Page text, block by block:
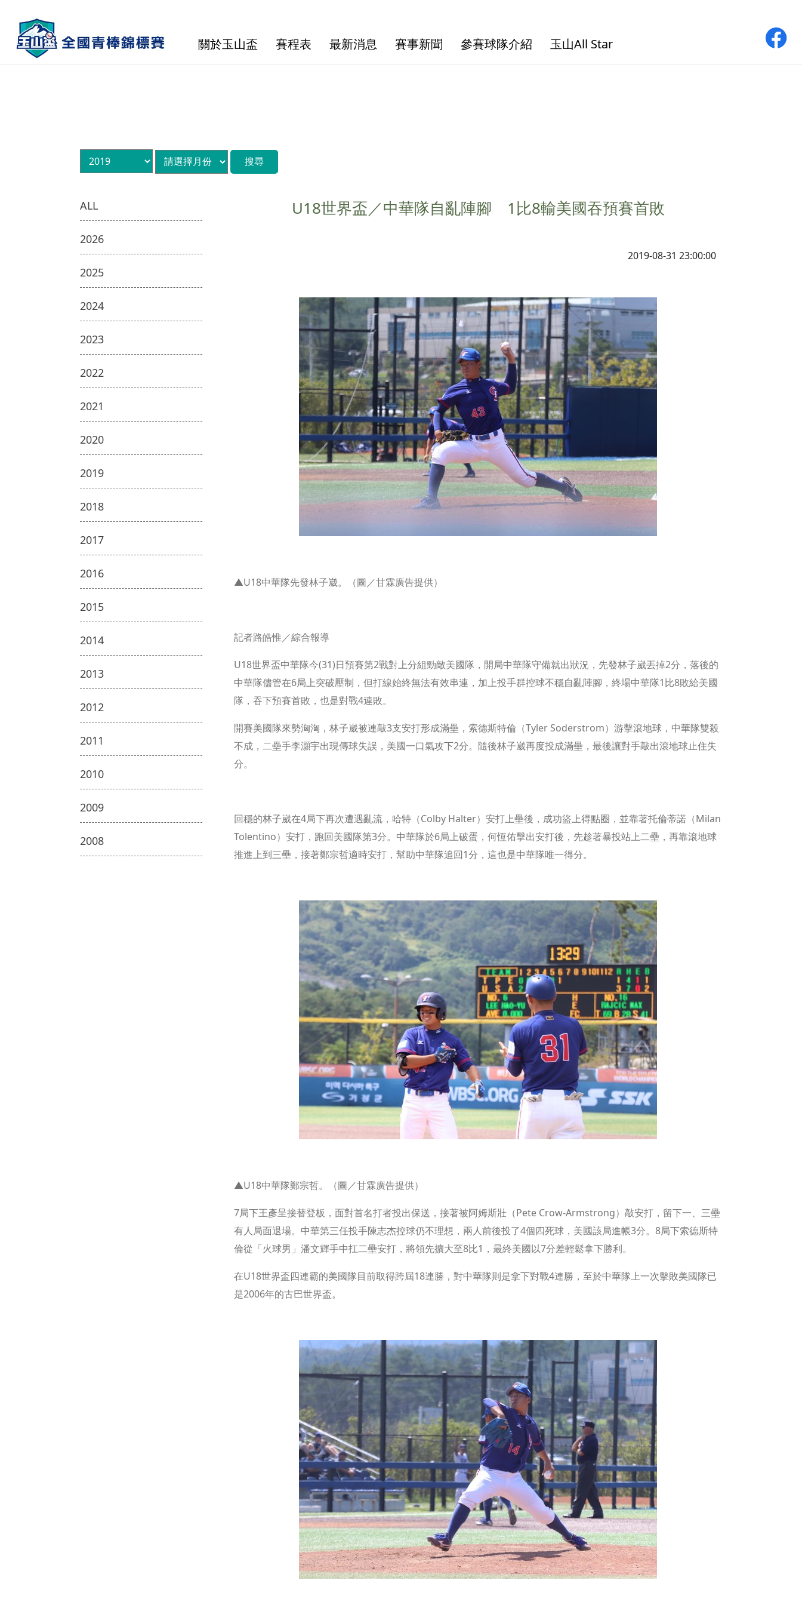
關於玉山盃 賽程表 最新消息 賽事新聞 參賽球隊介紹 玉山All Star
ALL
2026
2025
2024
2023
2022
2021
2020
2019
2018
2017
2016
2015
2014
2013
2012
2011
2010
2009
2008
U18世界盃／中華隊自亂陣腳 1比8輸美國吞預賽首敗
2019-08-31 23:00:00
▲U18中華隊先發林子崴。（圖／甘霖廣告提供）
記者路皓惟／綜合報導
U18世界盃中華隊今(31)日預賽第2戰對上分組勁敵美國隊，開局中華隊守備就出狀況，先發林子崴丟掉2分，落後的
中華隊儘管在6局上突破壓制，但打線始終無法有效串連，加上投手群控球不穩自亂陣腳，終場中華隊1比8敗給美國
隊，吞下預賽首敗，也是對戰4連敗。
開賽美國隊來勢洶洶，林子崴被連敲3支安打形成滿壘，索德斯特倫（Tyler Soderstrom）游擊滾地球，中華隊雙殺
不成，二壘手李灝宇出現傳球失誤，美國一口氣攻下2分。隨後林子崴再度投成滿壘，最後讓對手敲出滾地球止住失
分。
回穩的林子崴在4局下再次遭遇亂流，哈特（Colby Halter）安打上壘後，成功盜上得點圈，並靠著托倫蒂諾（Milan
Tolentino）安打，跑回美國隊第3分。中華隊於6局上破蛋，何恆佑擊出安打後，先趁著暴投站上二壘，再靠滾地球
推進上到三壘，接著鄭宗哲適時安打，幫助中華隊追回1分，這也是中華隊唯一得分。
▲U18中華隊鄭宗哲。（圖／甘霖廣告提供）
7局下王彥呈接替登板，面對首名打者投出保送，接著被阿姆斯壯（Pete Crow-Armstrong）敲安打，留下一、三壘
有人局面退場。中華第三任投手陳志杰控球仍不理想，兩人前後投了4個四死球，美國該局進帳3分。8局下索德斯特
倫從「火球男」潘文輝手中扛二壘安打，將領先擴大至8比1，最終美國以7分差輕鬆拿下勝利。
在U18世界盃四連霸的美國隊目前取得跨屆18連勝，對中華隊則是拿下對戰4連勝，至於中華隊上一次擊敗美國隊已
是2006年的古巴世界盃。